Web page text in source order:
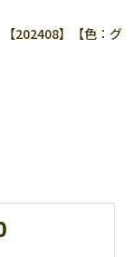
【202408】【色：グ